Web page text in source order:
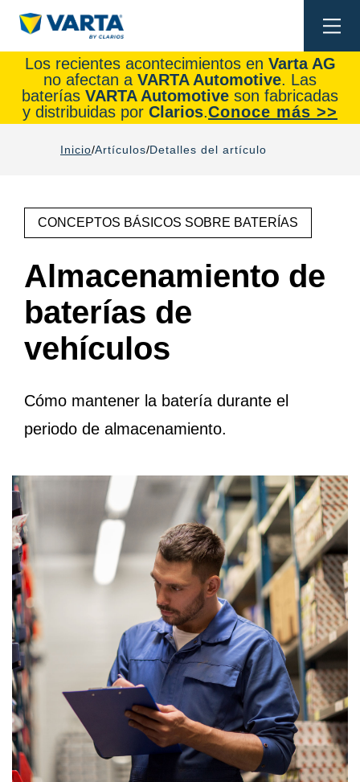
Los recientes acontecimientos en Varta AG
no afectan a VARTA Automotive. Las
baterías VARTA Automotive son fabricadas
y distribuidas por Clarios.Conoce más >>
Inicio Artículos Detalles del artículo
CONCEPTOS BÁSICOS SOBRE BATERÍAS
Almacenamiento de
baterías de
vehículos
Cómo mantener la batería durante el
periodo de almacenamiento.